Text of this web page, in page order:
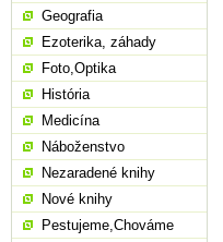
Geografia
Ezoterika, záhady
Foto,Optika
História
Medicína
Náboženstvo
Nezaradené knihy
Nové knihy
Pestujeme,Chováme